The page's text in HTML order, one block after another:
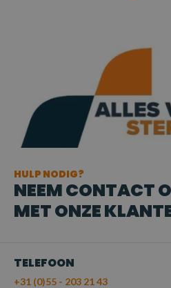
HULP NODIG?
NEEM CONTACT
MET ONZE
TELEFOON
+31 (0)55 - 203 21 43